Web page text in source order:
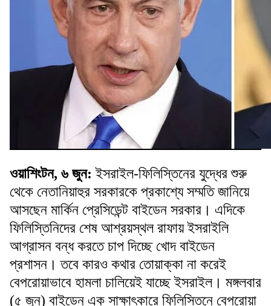
ওয়াশিংটন, ৬ জুন:ইসরাইল-ফিলিস্তিনের যুদ্ধের শুরু
থেকে নেতানিয়াহুর সরকারকে প্রকাশ্যে সম্মতি জানিয়ে
আসছেন মার্কিন প্রেসিডেন্ট বাইডেন সরকার। এদিকে
ফিলিস্তিনিদের শেষ আশ্রয়স্থল রাফায় ইসরাইলি
আগ্রাসন বন্ধ করতে চাপ দিচ্ছে খোদ বাইডেন
প্রশাসন। তবে কারও কথার তোয়াক্কা না করেই
বেপরোয়াভাবে হামলা চালিয়েই যাচ্ছে ইসরাইল। মঙ্গলবার
(৫ জুন) বাইডেন এক সাক্ষাৎকারে ফিলিস্তিনে বেপরোয়া